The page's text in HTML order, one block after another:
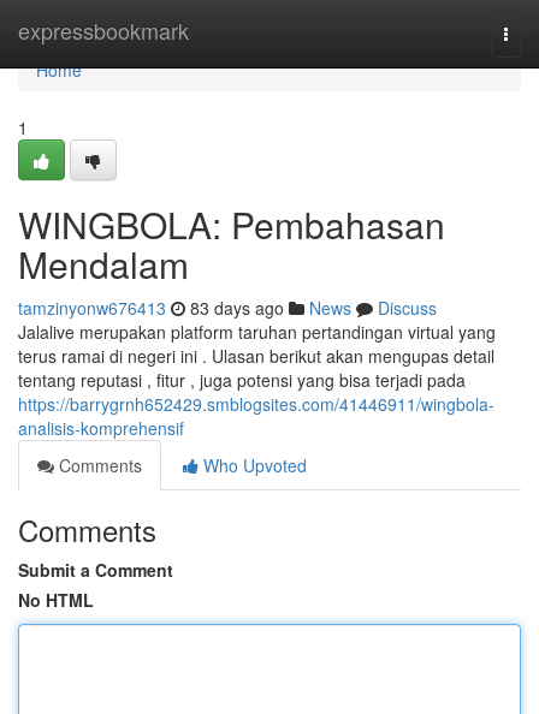
expressbookmark
Home
Home
1
WINGBOLA: Pembahasan
Mendalam
tamzinyonw676413 83 days ago News
Discuss
Jalalive merupakan platform taruhan pertandingan virtual yang
terus ramai di negeri ini . Ulasan berikut akan mengupas detail
tentang reputasi , fitur , juga potensi yang bisa terjadi pada
https://barrygrnh652429.smblogsites.com/41446911/wingbola-
analisis-komprehensif
Comments
Who Upvoted
Comments
Submit a Comment
No HTML